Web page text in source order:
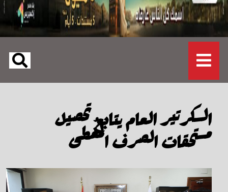
السكرتير العام يتابع تحصيل
مستحقات الصرف المُغطى